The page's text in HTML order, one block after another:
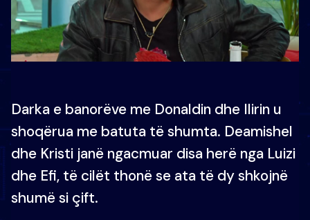
Darka e banorëve me Donaldin dhe Ilirin u
shoqërua me batuta të shumta. Deamishel
dhe Kristi janë ngacmuar disa herë nga Luizi
dhe Efi, të cilët thonë se ata të dy shkojnë
shumë si çift.